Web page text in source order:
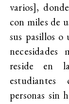
varios],
con miles de
sus pasillos o
reside en
personas sin